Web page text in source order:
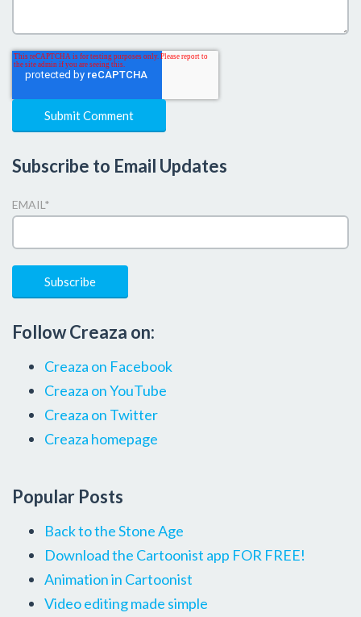
Subscribe to Email Updates
EMAIL *
Follow Creaza on:
Creaza on Facebook
Creaza on YouTube
Creaza on Twitter
Creaza homepage
Popular Posts
Back to the Stone Age
Download the Cartoonist app FOR FREE!
Animation in Cartoonist
Video editing made simple